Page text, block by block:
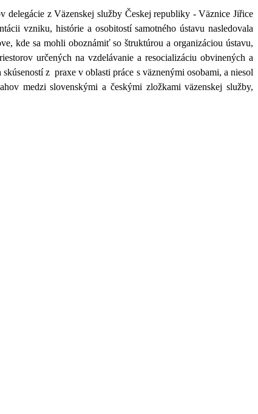
delegácie z Väzenskej služby Českej republiky - Väznice Jiřice
vzniku, histórie a osobitostí samotného ústavu nasledovala
kde sa mohli oboznámiť so štruktúrou a organizáciou ústavu,
určených na vzdelávanie a resocializáciu obvinených a
z praxe v oblasti práce s väznenými osobami, a niesol
medzi slovenskými a českými zložkami väzenskej služby,